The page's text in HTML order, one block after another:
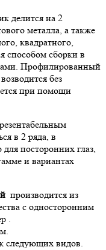
делится на 2
металла, а также
квадратного,
способом сборки в
Профилированный
без
при помощи
в 2 ряда, в
посторонних глаз,
и вариантах
производится из
с односторонним
.
следующих видов.